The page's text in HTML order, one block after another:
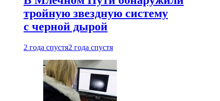
тройную звездную систему
с черной дырой
2 года спустя2 года спустя